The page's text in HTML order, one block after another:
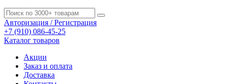
Авторизация / Регистрация
+7 (910) 086-45-25
Каталог товаров
Акции
Заказ и оплата
Доставка